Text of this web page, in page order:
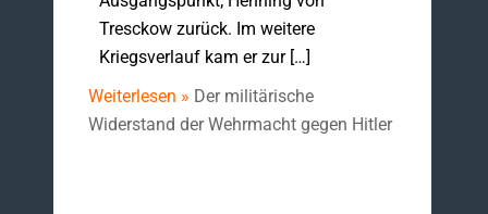
Tresckow zurück. Im weitere
Kriegsverlauf kam er zur […]
Weiterlesen » Der militärische
Widerstand der Wehrmacht gegen Hitler